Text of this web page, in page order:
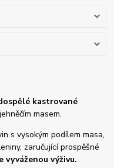
kastrované
masem.
s vysokým podílem masa,
zaručující prospěšné
vyváženou výživu.